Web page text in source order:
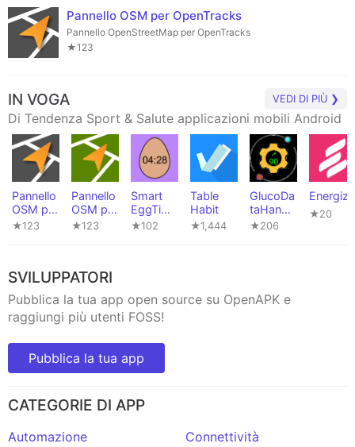
Pannello OSM per OpenTracks
Pannello OpenStreetMap per OpenTracks
★123
IN VOGA VEDI DI PIÙ ❯
Di Tendenza Sport & Salute applicazioni mobili Android
Pannello
OSM per
OpenTra
★123
Pannello
OSM per
OpenTra
★123
Smart
EggTime
r (Timer
★102
Table
Habit
★1,444
GlucoDa
taHandle
r★206
Energize
★20
SVILUPPATORI
Pubblica la tua app open source su OpenAPK e
raggiungi più utenti FOSS!
Pubblica la tua app
CATEGORIE DI APP
Automazione
Connettività